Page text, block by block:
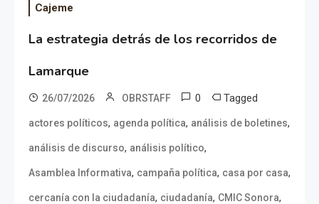
Cajeme
La estrategia detrás de los recorridos de
Lamarque
26/07/2026 OBRSTAFF 0 Tagged
actores políticos, agenda política, análisis de boletines,
análisis de discurso, análisis político,
Asamblea Informativa, campaña política, casa por casa,
cercanía con la ciudadanía, ciudadanía, CMIC Sonora,